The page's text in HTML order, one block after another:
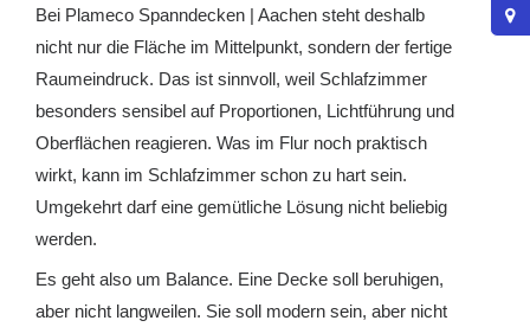
Bei Plameco Spanndecken | Aachen steht deshalb
nicht nur die Fläche im Mittelpunkt, sondern der fertige
Raumeindruck. Das ist sinnvoll, weil Schlafzimmer
besonders sensibel auf Proportionen, Lichtführung und
Oberflächen reagieren. Was im Flur noch praktisch
wirkt, kann im Schlafzimmer schon zu hart sein.
Umgekehrt darf eine gemütliche Lösung nicht beliebig
werden.
Es geht also um Balance. Eine Decke soll beruhigen,
aber nicht langweilen. Sie soll modern sein, aber nicht